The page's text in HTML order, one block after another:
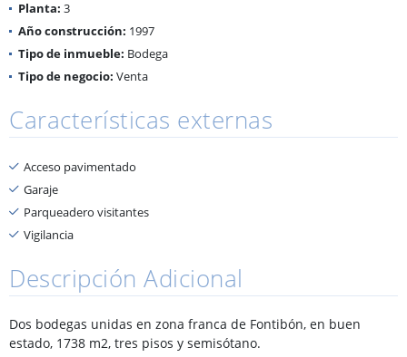
Planta: 3
Año construcción: 1997
Tipo de inmueble: Bodega
Tipo de negocio: Venta
Características externas
Acceso pavimentado
Garaje
Parqueadero visitantes
Vigilancia
Descripción Adicional
Dos bodegas unidas en zona franca de Fontibón, en buen
estado, 1738 m2, tres pisos y semisótano.